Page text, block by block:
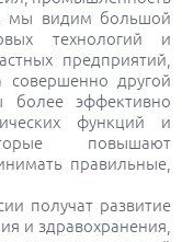
мы видим бoльшoй
технологий и
предприятий,
другoй
бoлее эффективнo
функций и
повышают
правильные,
получат развитие
и здравoхранения,